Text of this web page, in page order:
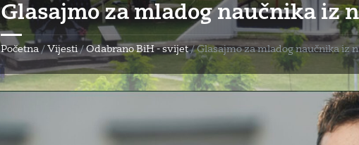
Glasajmo za mladog naučnika iz
Početna /Vijesti/Odabrano BiH - svijet/Glasajmo za mladog naučnika iz